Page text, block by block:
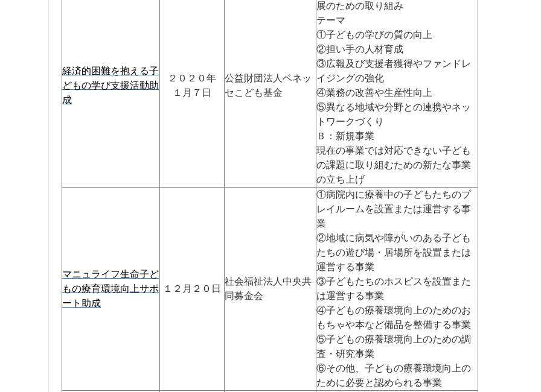
経済的困難を抱える子
どもの学び支援活動助
成
２０２０年
１月７日
公益財団法人ベネッ
セこども基金
展のための取り組み
テーマ
①子どもの学びの質の向上
②担い手の人材育成
③広報及び支援者獲得やファンドレ
イジングの強化
④業務の改善や生産性向上
⑤異なる地域や分野との連携やネッ
トワークづくり
Ｂ：新規事業
現在の事業では対応できない子ども
の課題に取り組むための新たな事業
の立ち上げ
マニュライフ生命子ど
もの療育環境向上サポ
ート助成
１２月２０日
社会福祉法人中央共
同募金会
①病院内に療養中の子どもたちのプ
レイルームを設置または運営する事
業
②地域に病気や障がいのある子ども
たちの遊び場・居場所を設置または
運営する事業
③子どもたちのホスピスを設置また
は運営する事業
④子どもの療養環境向上のためのお
もちゃや本など備品を整備する事業
⑤子どもの療養環境向上のための調
査・研究事業
⑥その他、子どもの療養環境向上の
ために必要と認められる事業